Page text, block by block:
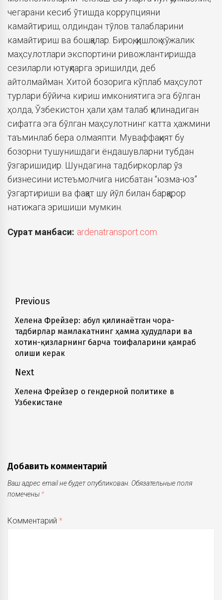
чегарани кесиб ўтишда коррупцияни
камайтириш, олдиндан тўлов талабларини
камайтириш ва бошқалар. Бироқ, қишлоқ хўжалик
маҳсулотлари экспортини ривожлантиришда
сезиларли ютуқларга эришилди, деб
айтолмайман. Хитой бозорига кўплаб маҳсулот
турлари бўйича кириш имкониятига эга бўлган
ҳолда, Ўзбекистон ҳали ҳам талаб қилинадиган
сифатга эга бўлган маҳсулотнинг катта ҳажмини
таъминлаб бера олмаяпти. Муваффақият бу
бозорни тушунишдаги ёндашувларни тубдан
ўзгаришидир. Шундагина тадбиркорлар ўз
бизнесини истеъмолчига нисбатан “юзма-юз”
ўзгартириши ва фақат шу йўл билан барқарор
натижага эришиши мумкин.
Сурат манбаси: ardenatransport.com
Навигация
по
записям
Previous
Previous
post:
Хелена Фрейзер: Қабул қилинаётган чора-
тадбирлар мамлакатнинг ҳамма ҳудудлари ва
хотин-қизларнинг барча тоифаларини қамраб
олиши керак
Next
Next
post:
Хелена Фрейзер о гендерной политике в
Узбекистане
Добавить комментарий
Ваш адрес email не будет опубликован. Обязательные поля
помечены *
Комментарий*